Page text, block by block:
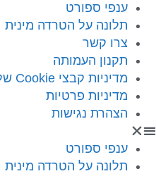
ענפי ספורט
תלונה על הטרדה מינית
צרו קשר
תקנון העמותה
מדיניות קבצי Cookie של האתר
מדיניות פרטיות
הצהרת נגישות
ענפי ספורט
תלונה על הטרדה מינית